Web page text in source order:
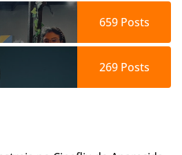
659Posts
269Posts